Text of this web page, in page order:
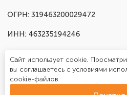
ОГРН: 319463200029472
ИНН: 463235194246
Сайт использует cookie.
вы соглашаетесь с условиями
cookie-файлов.